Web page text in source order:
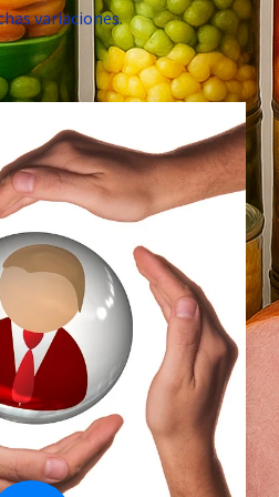
variaciones.